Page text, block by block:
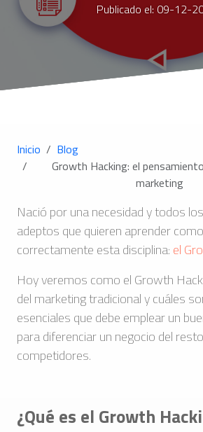
Publicado el: 09-12-
Inicio
Blog
Growth Hacking: el
marketing
Nació por una necesidad y todos
adeptos que quieren aprender
correctamente esta disciplina: el
Hoy veremos como el Growth
del marketing tradicional y cuáles
esenciales que debe emplear un
para diferenciar un negocio del
competidores.
¿Qué es el Growth